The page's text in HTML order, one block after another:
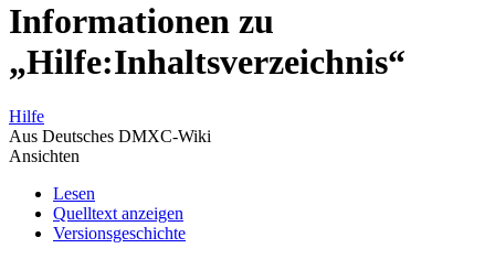
Informationen zu
„Hilfe:Inhaltsverzeichnis“
Hilfe
Aus Deutsches DMXC-Wiki
Ansichten
Lesen
Quelltext anzeigen
Versionsgeschichte